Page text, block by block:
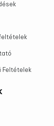
Feltételek